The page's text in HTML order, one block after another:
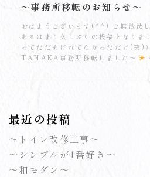
～事務所移転のお知らせ～
おはようございます(^^) ご無沙汰
あるはまり久しぶりの投稿となりま
ってただあげれてなかっただけ(笑)
TANAKA事務所移転しました～
最近の投稿
～トイレ改修工事～
～シンプルが1番好き～
～和モダン～